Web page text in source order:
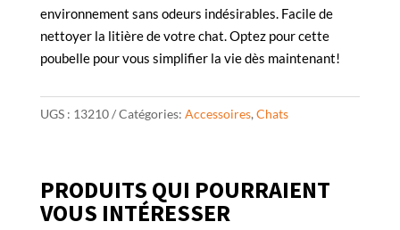
environnement sans odeurs indésirables. Facile de
nettoyer la litière de votre chat. Optez pour cette
poubelle pour vous simplifier la vie dès maintenant!
UGS : 13210 Catégories: Accessoires, Chats
PRODUITS QUI POURRAIENT
VOUS INTÉRESSER